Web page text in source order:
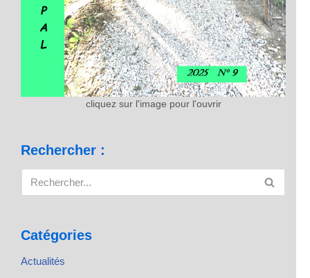
cliquez sur l'image pour l'ouvrir
Rechercher :
Catégories
Actualités